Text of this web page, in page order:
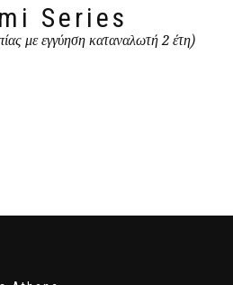
Series
με εγγύηση καταναλωτή 2 έτη)